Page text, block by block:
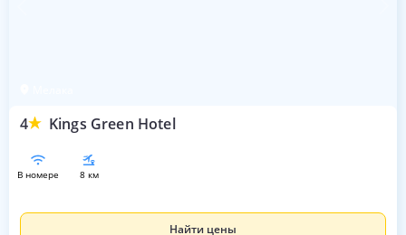
4 Kings Green Hotel
в номере 8 км
Найти цены